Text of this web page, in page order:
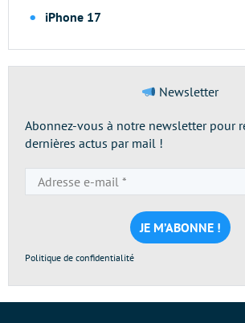
iPhone 17
Newsletter
Abonnez-vous à notre newsletter pour
dernières actus par mail !
e-
mail
*
Politique de confidentialité